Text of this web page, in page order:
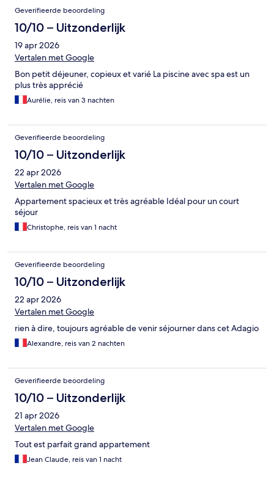
Geverifieerde beoordeling
10/10 – Uitzonderlijk
19 apr 2026
Vertalen met Google
Bon petit déjeuner, copieux et varié La piscine avec spa est un
plus très apprécié
Aurélie, reis van 3 nachten
Geverifieerde beoordeling
10/10 – Uitzonderlijk
22 apr 2026
Vertalen met Google
Appartement spacieux et très agréable Idéal pour un court
séjour
Christophe, reis van 1 nacht
Geverifieerde beoordeling
10/10 – Uitzonderlijk
22 apr 2026
Vertalen met Google
rien à dire, toujours agréable de venir séjourner dans cet Adagio
Alexandre, reis van 2 nachten
Geverifieerde beoordeling
10/10 – Uitzonderlijk
21 apr 2026
Vertalen met Google
Tout est parfait grand appartement
Jean Claude, reis van 1 nacht